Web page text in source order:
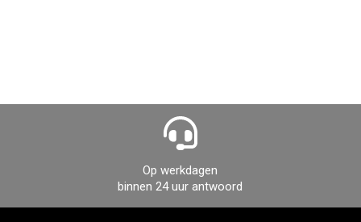
Op werkdagen
binnen 24 uur antwoord